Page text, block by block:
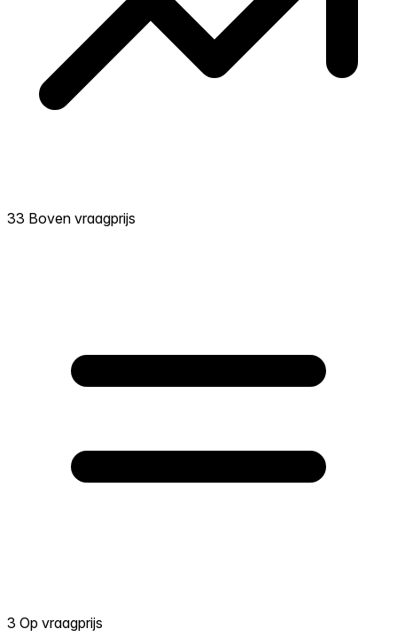
33 Boven vraagprijs
3 Op vraagprijs